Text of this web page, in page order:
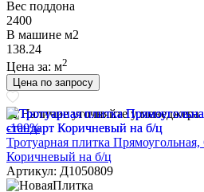
Вес поддона
2400
В машине м2
138.24
Цена за: м2
Цена по запросу
Наличие уточняйте у менеджера
-100%
Тротуарная плитка
Коричневый на б/ц
Артикул: Д1050809